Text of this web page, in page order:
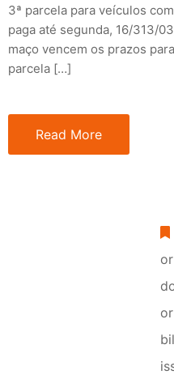
3ª parcela para veículos
paga até segunda, 16/313/
maço vencem os prazos
parcela […]
Read More